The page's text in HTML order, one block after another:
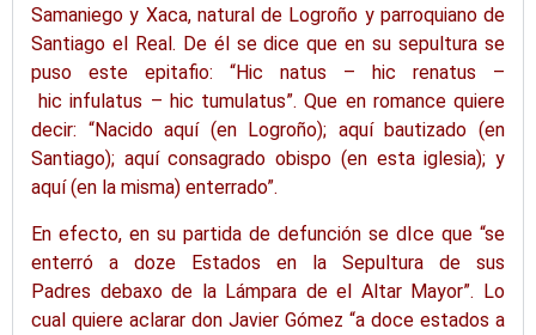
Samaniego y Xaca, natural de Logroño y parroquiano de
Santiago el Real. De él se dice que en su sepultura se
puso este epitafio: “Hic natus – hic renatus –
hic infulatus – hic tumulatus”. Que en romance quiere
decir: “Nacido aquí (en Logroño); aquí bautizado (en
Santiago); aquí consagrado obispo (en esta iglesia); y
aquí (en la misma) enterrado”.
En efecto, en su partida de defunción se dIce que “se
enterró a doze Estados en la Sepultura de sus
Padres debaxode la Lámpara de el Altar Mayor”. Lo
cual quiere aclarar don Javier Gómez “a doce estados a